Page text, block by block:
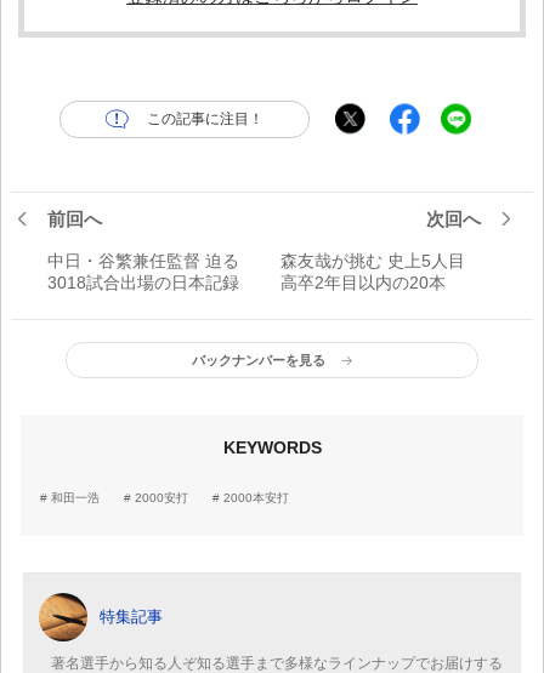
この記事に注目！
前回へ
中日・谷繁兼任監督 迫る
3018試合出場の日本記録
次回へ
森友哉が挑む 史上5人目
高卒2年目以内の20本
バックナンバーを見る
KEYWORDS
和田一浩 2000安打 2000本安打
特集記事
著名選手から知る人ぞ知る選手まで多様なラインナップでお届けする